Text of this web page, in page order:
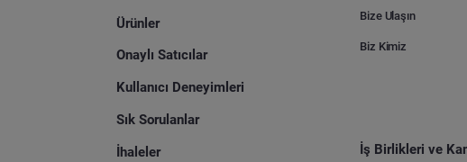
Ürünler
Onaylı Satıcılar
Kullanıcı Deneyimleri
Sık Sorulanlar
İhaleler
Bize Ulaşın
Biz Kimiz
İş Birlikleri ve